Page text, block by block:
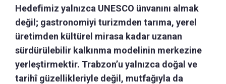
Hedefimiz yalnızca UNESCO ünvanını almak
değil; gastronomiyi turizmden tarıma, yerel
üretimden kültürel mirasa kadar uzanan
sürdürülebilir kalkınma modelinin merkezine
yerleştirmektir. Trabzon’u yalnızca doğal ve
tarihî güzellikleriyle değil, mutfağıyla da